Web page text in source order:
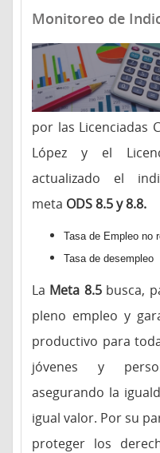
Monitoreo de
por las Licenciadas
López y el
actualizado el
meta ODS 8.5 y 8.8.
Tasa de Empleo no
Tasa de desempleo
La Meta 8.5busca,
pleno empleo y
productivo para
jóvenes y
asegurando la
igual valor. Por su
proteger los